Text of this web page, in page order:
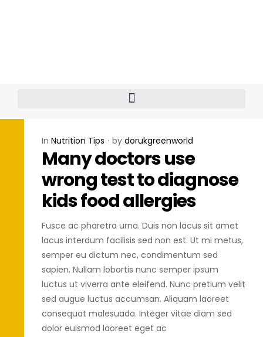
In Nutrition Tips by dorukgreenworld
Many doctors use
wrong test to diagnose
kids food allergies
Fusce ac pharetra urna. Duis non lacus sit amet
lacus interdum facilisis sed non est. Ut mi metus,
semper eu dictum nec, condimentum sed
sapien. Nullam lobortis nunc semper ipsum
luctus ut viverra ante eleifend. Nunc pretium velit
sed augue luctus accumsan. Aliquam laoreet
consequat malesuada. Integer vitae diam sed
dolor euismod laoreet eget ac